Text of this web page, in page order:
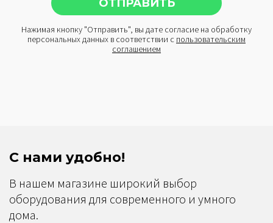
Нажимая кнопку "Отправить", вы дате согласие на обработку
персональных данных в соответствии с пользовательским
соглашением
С нами удобно!
В нашем магазине широкий выбор
оборудования для современного и умного
дома.